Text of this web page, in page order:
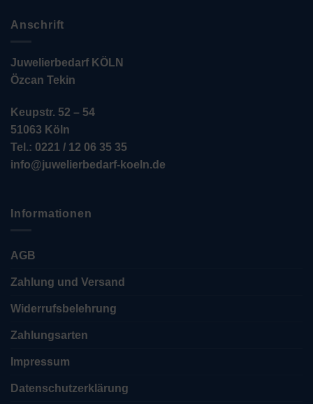
Anschrift
Juwelierbedarf KÖLN
Özcan Tekin
Keupstr. 52 – 54
51063 Köln
Tel.: 0221 / 12 06 35 35
info@juwelierbedarf-koeln.de
Informationen
AGB
Zahlung und Versand
Widerrufsbelehrung
Zahlungsarten
Impressum
Datenschutzerklärung